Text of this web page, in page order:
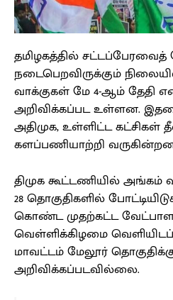
தமிழகத்தில் சட்டப்பேரவைத்
நடைபெறவிருக்கும்
வாக்குகள் மே 4-ஆம் தேதி
அறிவிக்கப்பட உள்ளன.
அதிமுக, உள்ளிட்ட கட்சிகள்
களப்பணியாற்றி
திமுக கூட்டணியில் அங்கம்
28 தொகுதிகளில்
கொண்ட முதற்கட்ட
வெள்ளிக்கிழமை
மாவட்டம் மேலூர்
அறிவிக்கப்படவில்லை.